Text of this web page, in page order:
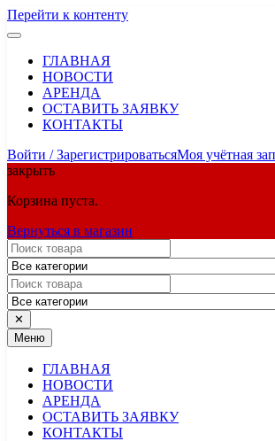
Перейти к контенту
ГЛАВНАЯ
НОВОСТИ
АРЕНДА
ОСТАВИТЬ ЗАЯВКУ
КОНТАКТЫ
Войти / ЗарегистрироватьсяМоя учётная
закрыть
Корзина пуста.
Вернуться в магазин
✕
Меню
ГЛАВНАЯ
НОВОСТИ
АРЕНДА
ОСТАВИТЬ ЗАЯВКУ
КОНТАКТЫ